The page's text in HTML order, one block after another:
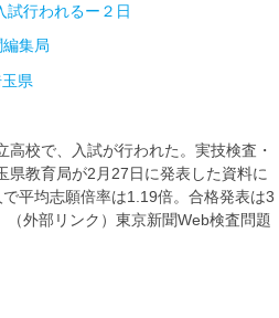
試行われるー２日
集局
県
校で、入試が行われた。実技検査・
県教育局が2月27日に発表した資料に
平均志願倍率は1.19倍。合格発表は3
（外部リンク）東京新聞Web検査問題